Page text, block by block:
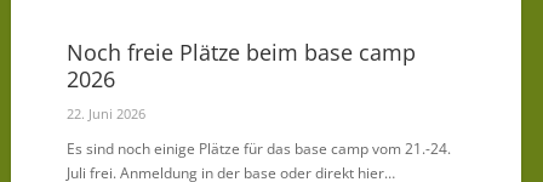
Noch freie Plätze beim base camp
2026
22. Juni 2026
Es sind noch einige Plätze für das base camp vom 21.-24.
Juli frei. Anmeldung in der base oder direkt hier…